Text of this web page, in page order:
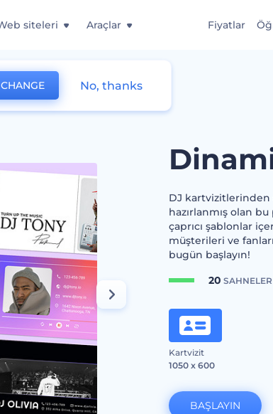
siteleri Araçlar Fiyatlar
DJ kartvizitlerinden
hazırlanmış olan
çaprıcı şablonlar
müşterileri ve
bugün başlayın!
20 SAHNELER
Kartvizit
1050 x 600
BAŞLAYIN
CHANGE No, thanks